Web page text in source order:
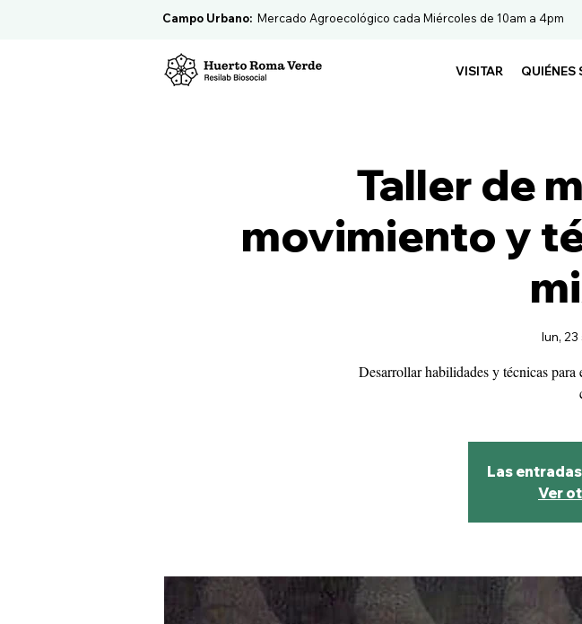
Campo Urbano: Mercado Agroecológico cada Miércoles de 10am a 4pm
VISITAR QUIÉNES
Taller de
movimiento y
lun,
Desarrollar habilidades y técnicas
Las
Ver